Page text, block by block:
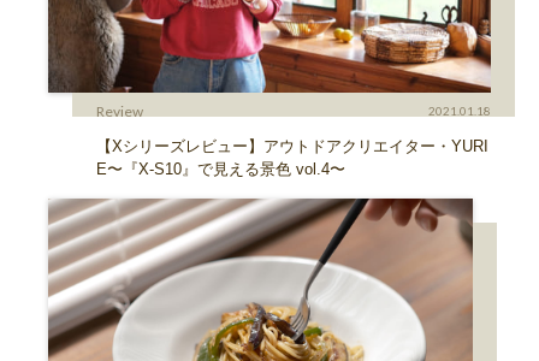
Review 2021.01.18
【Xシリーズレビュー】アウトドアクリエイター・YURI
E〜『X-S10』で見える景色 vol.4〜